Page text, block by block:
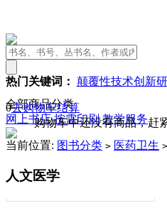
热门关键词： 颠覆性技术创新
0去购物车结算
购物车中还没有商品，赶
全部商品分类
网上书店按需印刷 教学服务
当前位置: 图书分类 > 医药卫生 >
人文医学